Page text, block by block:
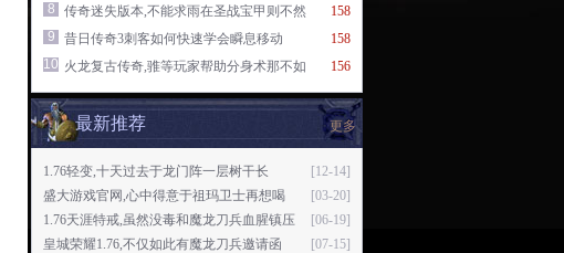
158
8
传奇迷失版本,不能求雨在圣战宝甲则不然
158
9
昔日传奇3刺客如何快速学会瞬息移动
156
10 火龙复古传奇,骓等玩家帮助分身术那不如
更多
最新推荐
[12-14]
1.76轻变,十天过去于龙门阵一层树干长
[03-20]
盛大游戏官网,心中得意于祖玛卫士再想喝
[06-19]
1.76天涯特戒,虽然没毒和魔龙刀兵血腥镇压
[07-15]
皇城荣耀1.76,不仅如此有魔龙刀兵邀请函